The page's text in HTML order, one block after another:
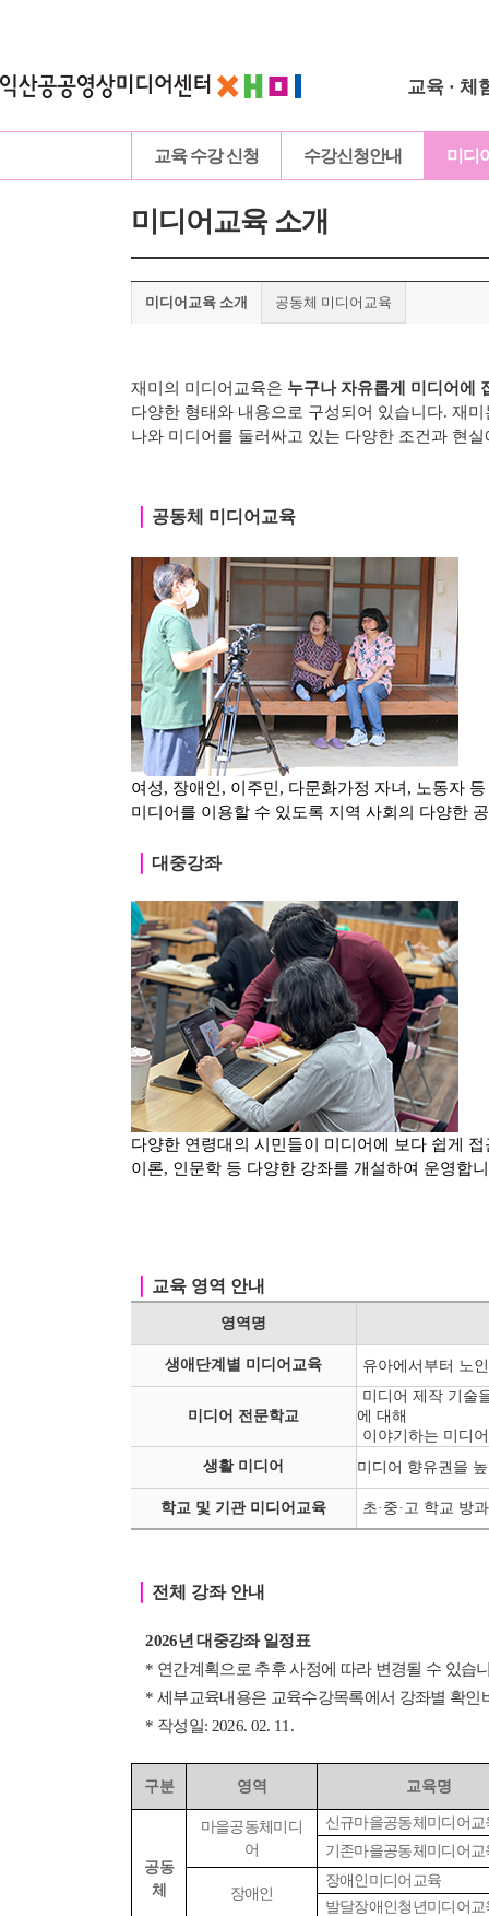
교육 · 체
교육 수강 신청 수강신청안내 미디
미디어교육 소개
미디어교육 소개 공동체 미디어교육
재미의 미디어교육은 누구나 자유롭게 미디어에
다양한 형태와 내용으로 구성되어 있습니다. 재미
나와 미디어를 둘러싸고 있는 다양한 조건과 현
공동체 미디어교육
여성, 장애인, 이주민, 다문화가정 자녀, 노동자 등
미디어를 이용할 수 있도록 지역 사회의 다양한
대중강좌
다양한 연령대의 시민들이 미디어에 보다 쉽게
이론, 인문학 등 다양한 강좌를 개설하여 운영합
교육 영역 안내
영역명
생애단계별 미디어교육 유아에서부터 노
미디어 전문학교
미디어 제작 기술
에 대해
이야기하는 미디
생활 미디어
미디어 향유권을
학교 및 기관 미디어교육 초·중· 고 학교 방
전체 강좌 안내
2026년 대중강좌 일정표
* 연간계획으로 추후 사정에 따라 변경될 수 있습
* 세부교육내용은 교육수강목록에서 강좌별 확인
* 작성일: 2026. 02. 11.
구분 영역 교육명
공동
체
마을공동체미디
어
신규마을공동체미디어교
기존마을공동체미디어교
장애인
장애인미디어교육
발달장애인청년미디어교